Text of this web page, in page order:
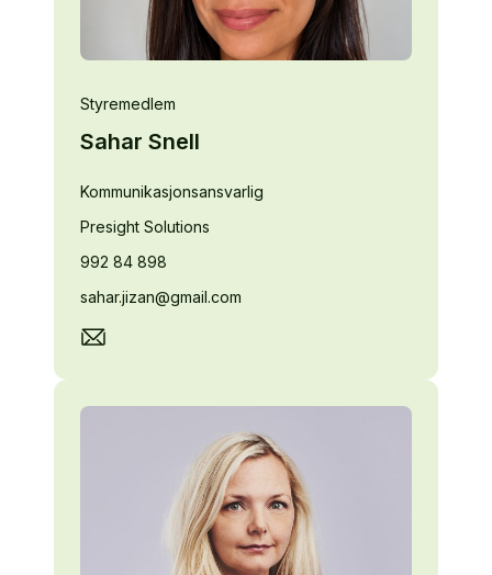
Styremedlem
Sahar Snell
Kommunikasjonsansvarlig
Presight Solutions
992 84 898
sahar.jizan@gmail.com